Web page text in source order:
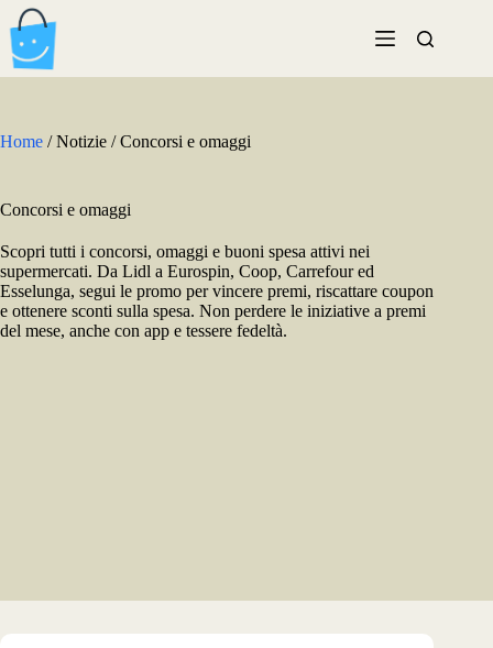
Salta
al
contenuto
Home /Notizie /Concorsi e omaggi
Concorsi e omaggi
Scopri tutti i concorsi, omaggi e buoni spesa attivi nei
supermercati. Da Lidl a Eurospin, Coop, Carrefour ed
Esselunga, segui le promo per vincere premi, riscattare coupon
e ottenere sconti sulla spesa. Non perdere le iniziative a premi
del mese, anche con app e tessere fedeltà.